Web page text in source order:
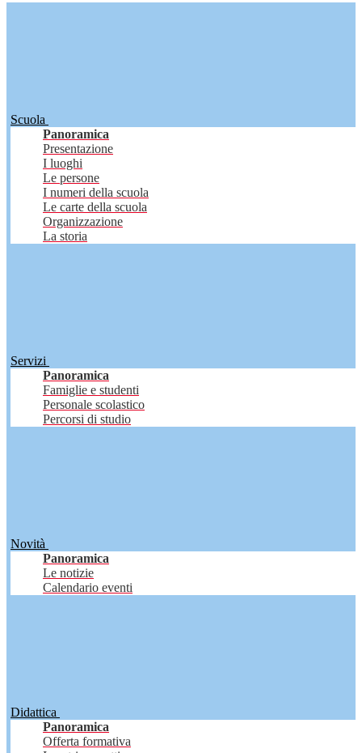
Scuola
Panoramica
Presentazione
I luoghi
Le persone
I numeri della scuola
Le carte della scuola
Organizzazione
La storia
Servizi
Panoramica
Famiglie e studenti
Personale scolastico
Percorsi di studio
Novità
Panoramica
Le notizie
Calendario eventi
Didattica
Panoramica
Offerta formativa